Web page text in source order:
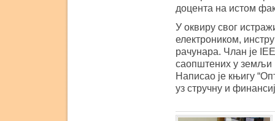
доцента на истом
У оквиру свог
електроником,
рачунара. Члан је
саопштених у земљи
Написао је књигу
уз стручну и